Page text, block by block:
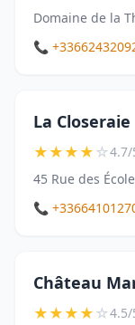
Domaine de la
📞
La Closeraie
★★★★☆4.7/
45 Rue des
📞
Château
★★★★☆4.5/